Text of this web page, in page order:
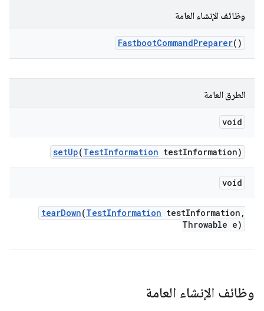
وظائف الإنشاء العامة
FastbootCommandPreparer()
الطرق العامة
void
setUp(TestInformation testInformation)
void
tearDown(TestInformation testInformation ,
Throwable e)
وظائف الإنشاء العامة